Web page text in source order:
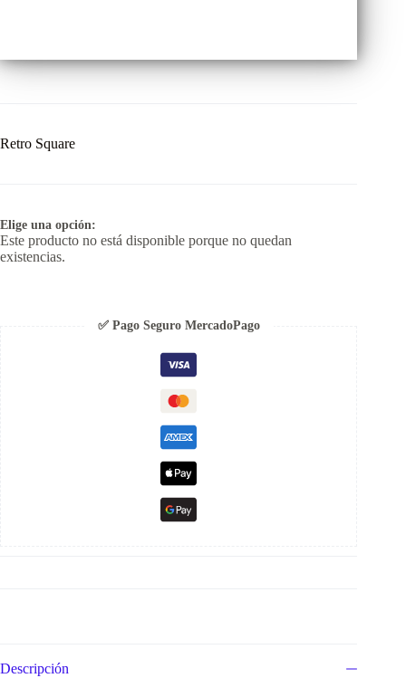
Retro Square
Elige una opción:
Este producto no está disponible porque no quedan
existencias.
✅ Pago Seguro MercadoPago
Descripción